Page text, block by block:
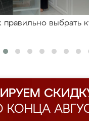
правильно выбрать
КОНЦА